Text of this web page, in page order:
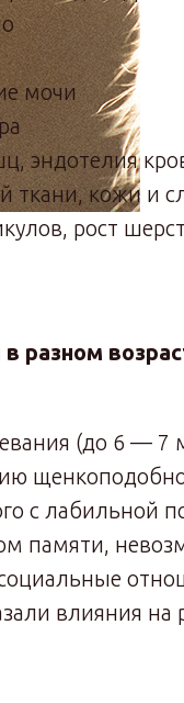
мочи
эндотелия
ткани, кожи и
рост
разном
(до 6 — 7
с лабильной
памяти,
влияния на